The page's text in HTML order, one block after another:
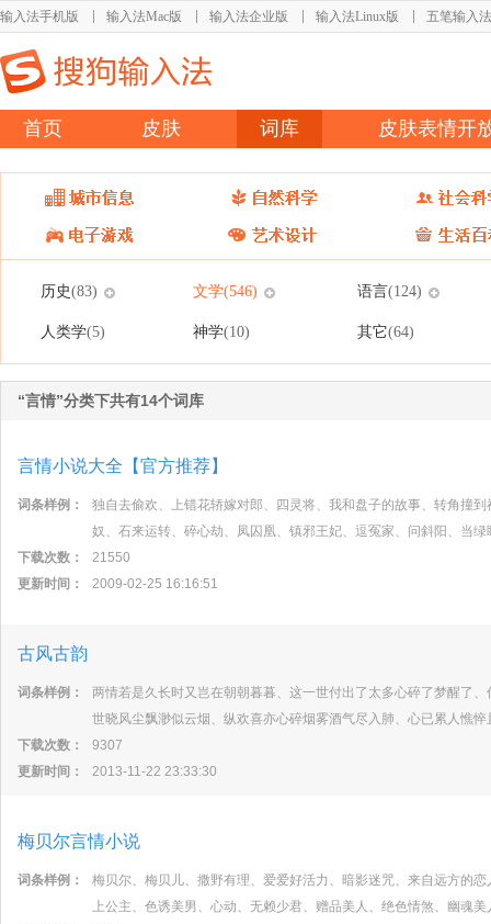
输入法手机版 输入法Mac版 输入法企业版 输入法Linux版 五笔输入法
首页 皮肤 词库 皮肤表情开
历史(83) 文学(546) 语言(124)
人类学(5) 神学(10) 其它(64)
“言情”分类下共有14个词库
言情小说大全【官方推荐】
词条样例：
独自去偷欢、上错花轿嫁对郎、四灵将、我和盘子的故事、转角撞
奴、石来运转、碎心劫、凤囚凰、镇邪王妃、逗冤家、问斜阳、当
下载次数：
21550
更新时间：
2009-02-25 16:16:51
古风古韵
词条样例：
两情若是久长时又岂在朝朝暮暮、这一世付出了太多心碎了梦醒了
世晓风尘飘渺似云烟、纵欢喜亦心碎烟雾酒气尽入肺、心已累人憔悴
下载次数：
9307
更新时间：
2013-11-22 23:33:30
梅贝尔言情小说
词条样例：
梅贝尔、梅贝儿、撒野有理、爱爱好活力、暗影迷咒、来自远方的
上公主、色诱美男、心动、无赖少君、赠品美人、绝色情煞、幽魂